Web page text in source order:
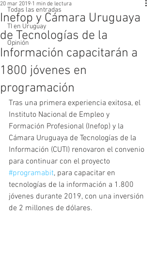
Todas las entradas
TI en Uruguay
Opinión
Inefop y Cámara Uruguaya
de Tecnologías de la
Información capacitarán a
1800 jóvenes en
programación
20 mar 2019 1 min de lectura
Tras una primera experiencia exitosa, el
Instituto Nacional de Empleo y
Formación Profesional (Inefop) y la
Cámara Uruguaya de Tecnologías de la
Información (CUTI) renovaron el convenio
para continuar con el proyecto
#programabit, para capacitar en
tecnologías de la información a 1.800
jóvenes durante 2019, con una inversión
de 2 millones de dólares.